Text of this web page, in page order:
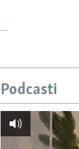
Podcasti